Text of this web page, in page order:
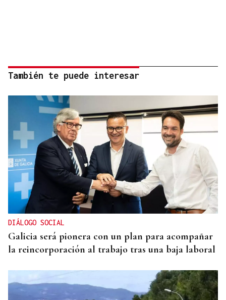
También te puede interesar
DIÁLOGO SOCIAL
Galicia será pionera con un plan para acompañar
la reincorporación al trabajo tras una baja laboral